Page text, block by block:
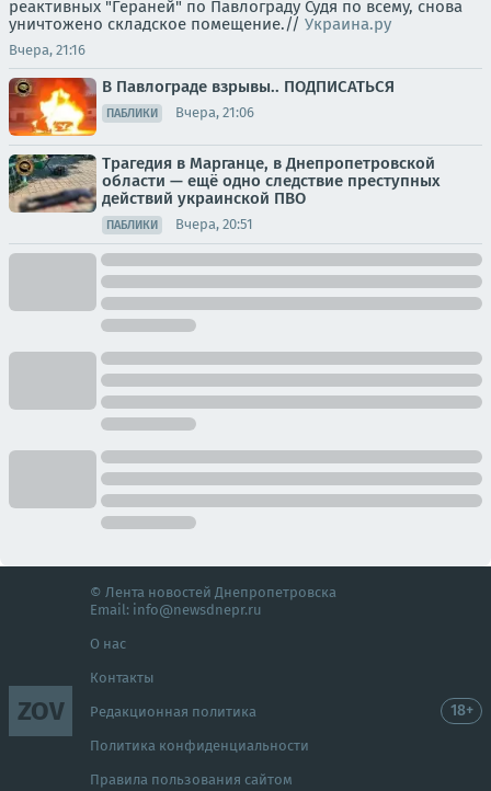
реактивных "Гераней" по Павлограду Судя по всему, снова
уничтожено складское помещение.// Украина.ру
Вчера, 21:16
В Павлограде взрывы.. ПОДПИСАТЬСЯ
ПАБЛИКИ Вчера, 21:06
Трагедия в Марганце, в Днепропетровской
области — ещё одно следствие преступных
действий украинской ПВО
ПАБЛИКИ Вчера, 20:51
ZOV
© Лента новостей Днепропетровска
Email: info@newsdnepr.ru
О нас
Контакты
Редакционная политика
Политика конфиденциальности
Правила пользования сайтом
18+